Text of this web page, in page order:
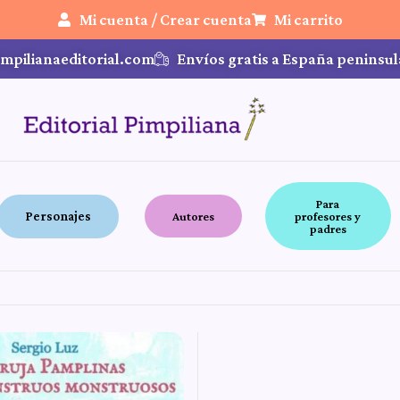
Mi cuenta / Crear cuenta Mi carrito
Envíos gratis a España
Personajes Autores
Para
profesores y
padres